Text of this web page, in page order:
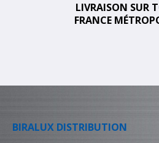
LIVRAISON SUR
FRANCE
BIRALUX DISTRIBUTION